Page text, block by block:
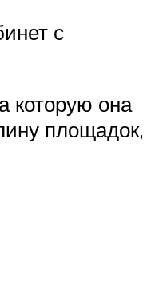
с
которую она
площадок,